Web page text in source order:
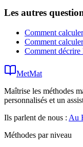
Les autres
Comment
Comment
Comment décrire
MetMat
Maîtrise les méthodes
personnalisés et un
Ils parlent de nous : Au
Méthodes par niveau